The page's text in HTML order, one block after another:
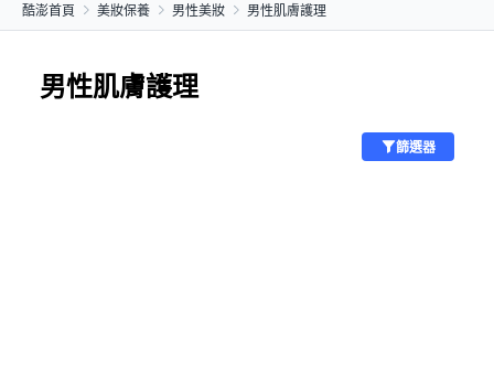
酷澎首頁 美妝保養 男性美妝 男性肌膚護理
男性肌膚護理
篩選器